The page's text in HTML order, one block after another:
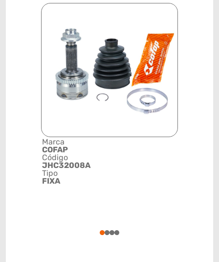
Marca
COFAP
Código
JHC32008A
Tipo
FIXA
1234